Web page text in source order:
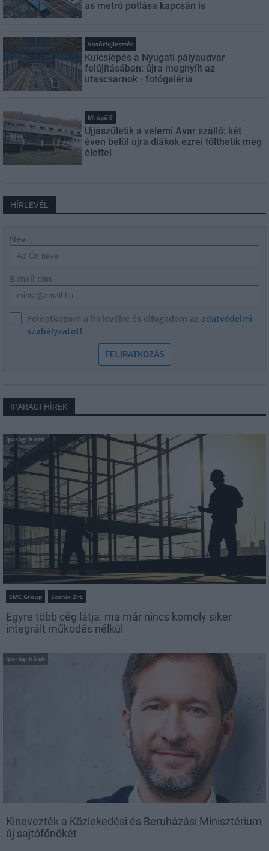
as metró pótlása kapcsán is
Vasútfejlesztés
Kulcslépés a Nyugati pályaudvar
felújításában: újra megnyílt az
utascsarnok - fotógaléria
Mi épül?
Újjászületik a velemi Avar szálló: két
éven belül újra diákok ezrei tölthetik meg
élettel
HÍRLEVÉL
Név
E-mail cím
Feliratkozom a hírlevélre és elfogadom az adatvédelmi
szabályzatot!
FELIRATKOZÁS
IPARÁGI HÍREK
Iparági hírek
SMC Group Econix Zrt.
Egyre több cég látja: ma már nincs komoly siker
integrált működés nélkül
Iparági hírek
Kinevezték a Közlekedési és Beruházási Minisztérium
új sajtófőnökét